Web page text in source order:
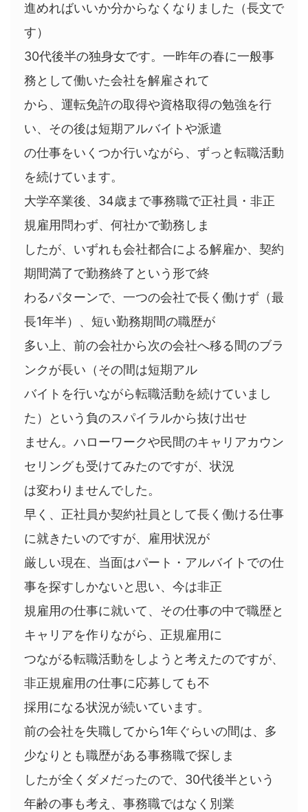
進めればいいか分からなくなりました（長文で
す）
30代後半の独身女です。一昨年の春に一般事
務として働いた会社を解雇されて
から、運転免許の取得や資格取得の勉強を行
い、その後は短期アルバイトや派遣
の仕事をいくつか行いながら、ずっと転職活動
を続けています。
大学卒業後、34歳まで事務職で正社員・非正
規雇用問わず、何社かで勤務しま
したが、いずれも会社都合による解雇か、契約
期間満了で勤務終了という形で終
わるパターンで、一つの会社で長く働けず（最
長1年半）、短い勤務期間の職歴が
多い上、前の会社から次の会社へ移る間のブラ
ンクが長い（その間は短期アル
バイトを行いながら転職活動を続けていまし
た）という負のスパイラルから抜け出せ
ません。ハローワークや民間のキャリアカウン
セリングも受けてみたのですが、状況
は変わりませんでした。
早く、正社員か契約社員として長く働ける仕事
に就きたいのですが、雇用状況が
厳しい現在、当面はパート・アルバイトでの仕
事を探すしかないと思い、今は非正
規雇用の仕事に就いて、その仕事の中で職歴と
キャリアを作りながら、正規雇用に
つながる転職活動をしようと考えたのですが、
非正規雇用の仕事に応募しても不
採用になる状況が続いています。
前の会社を失職してから1年ぐらいの間は、多
少なりとも職歴がある事務職で探しま
したが全くダメだったので、30代後半という
年齢の事も考え、事務職ではなく別業